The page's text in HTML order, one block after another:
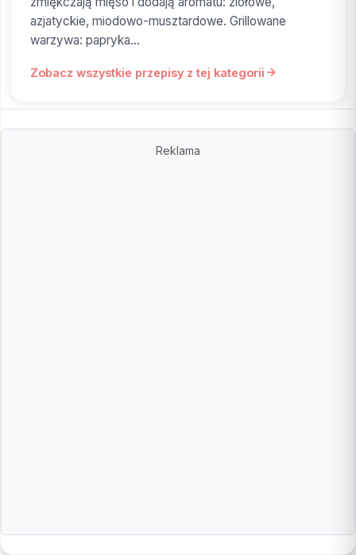
azjatyckie, miodowo-musztardowe. Grillowane
warzywa: papryka...
Zobacz wszystkie przepisy z tej kategorii
Reklama